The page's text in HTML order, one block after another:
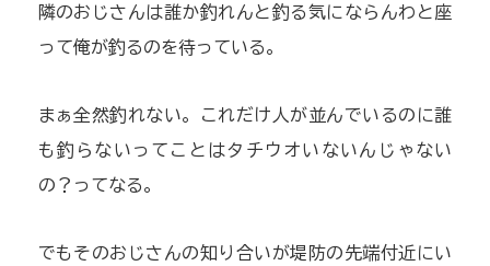
隣のおじさんは誰か釣れんと釣る気にならんわと座
って俺が釣るのを待っている。
まぁ全然釣れない。これだけ人が並んでいるのに誰
も釣らないってことはタチウオいないんじゃない
の？ってなる。
でもそのおじさんの知り合いが堤防の先端付近にい